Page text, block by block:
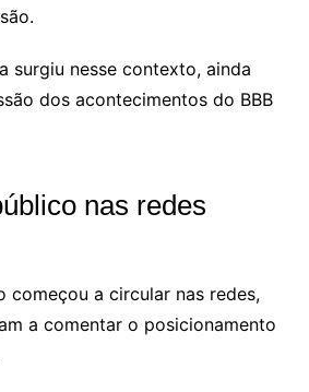
surgiu nesse contexto, ainda
dos acontecimentos do BBB
nas redes
começou a circular nas redes,
a comentar o posicionamento